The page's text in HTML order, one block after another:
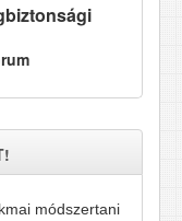
módszertani